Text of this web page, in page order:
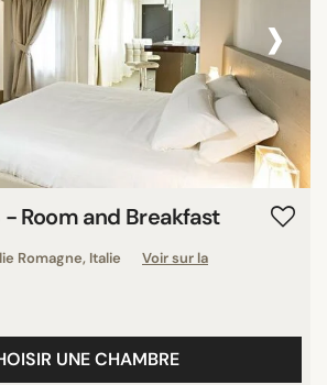
›
- Room and Breakfast
Romagne, Italie
Voir sur la
UNE CHAMBRE